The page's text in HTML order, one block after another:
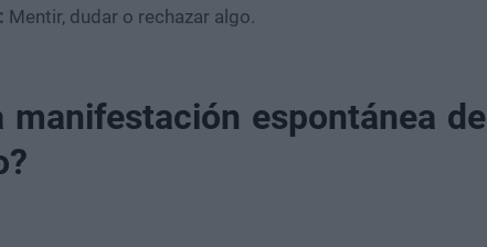
Mentir, dudar o rechazar algo.
manifestación espontánea de